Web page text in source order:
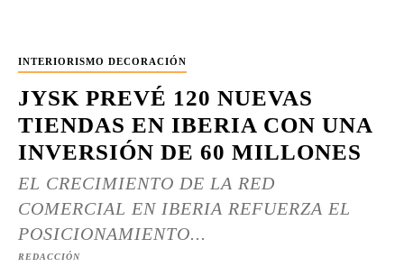
INTERIORISMO DECORACIÓN
JYSK PREVÉ 120 NUEVAS
TIENDAS EN IBERIA CON UNA
INVERSIÓN DE 60 MILLONES
EL CRECIMIENTO DE LA RED
COMERCIAL EN IBERIA REFUERZA EL
POSICIONAMIENTO...
REDACCIÓN